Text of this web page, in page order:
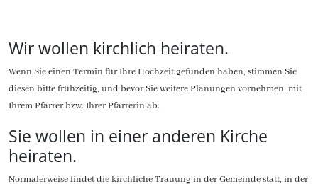
Wir wollen kirchlich heiraten.
Wenn Sie einen Termin für Ihre Hochzeit gefunden haben, stimmen Sie
diesen bitte frühzeitig, und bevor Sie weitere Planungen vornehmen, mit
Ihrem Pfarrer bzw. Ihrer Pfarrerin ab.
Sie wollen in einer anderen Kirche
heiraten.
Normalerweise findet die kirchliche Trauung in der Gemeinde statt, in der